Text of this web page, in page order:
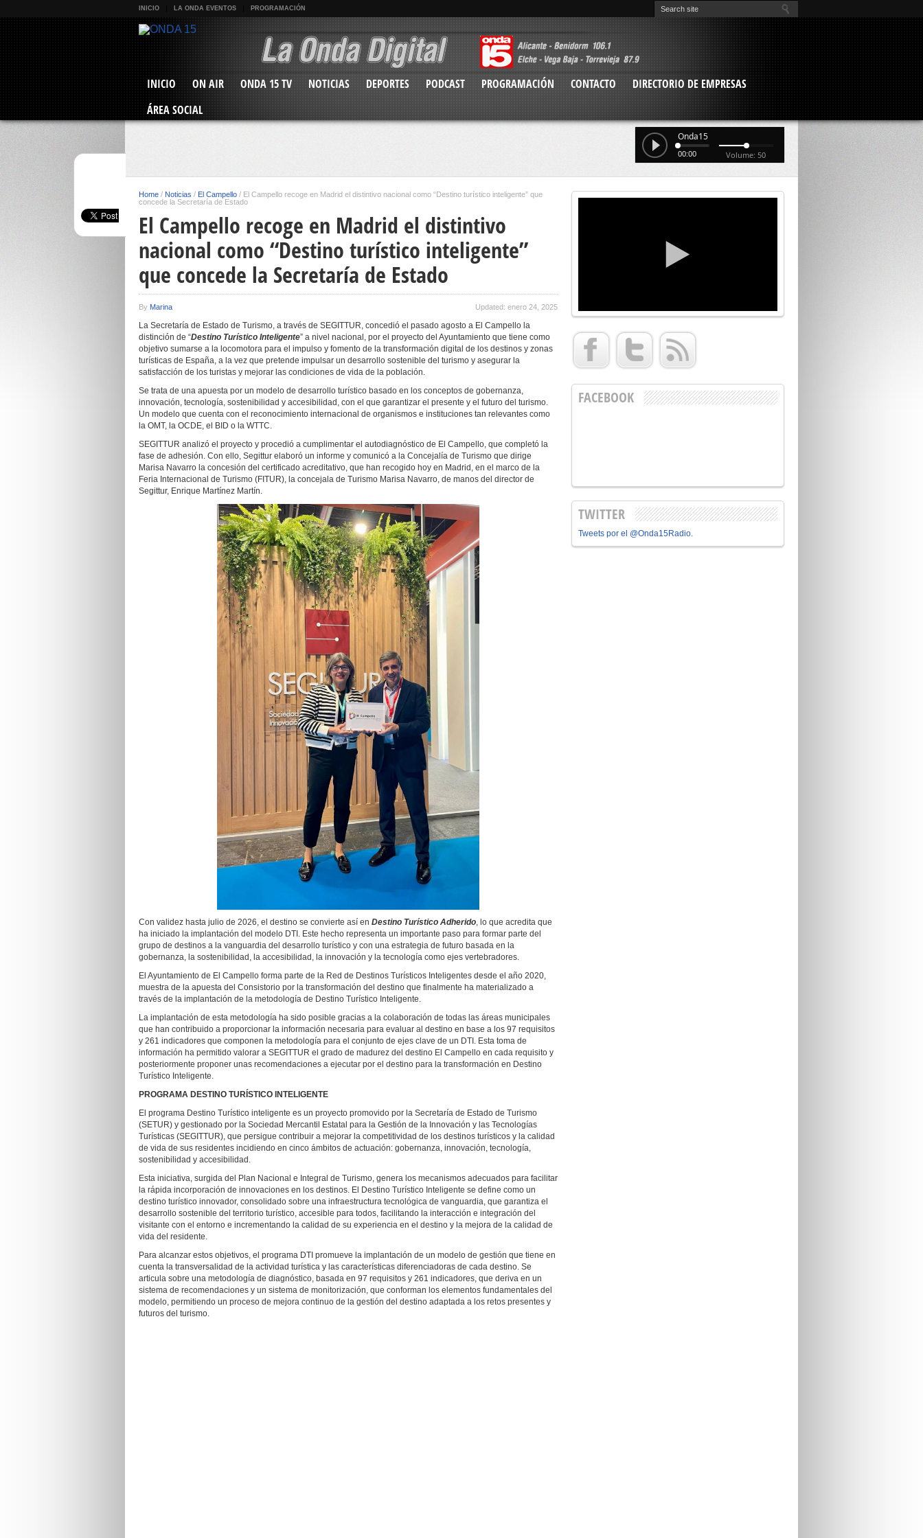
INICIO LA ONDA EVENTOS PROGRAMACIÓN
INICIO ON AIR ONDA 15 TV NOTICIAS DEPORTES PODCAST PROGRAMACIÓN CONTACTO
DIRECTORIO DE EMPRESAS
ÁREA SOCIAL
Onda15
00:00 Volume: 50
Home / Noticias / El Campello / El Campello recoge en Madrid el distintivo nacional como “Destino turístico inteligente” que
concede la Secretaría de Estado
El Campello recoge en Madrid el distintivo
nacional como “Destino turístico inteligente”
que concede la Secretaría de Estado
By Marina Updated: enero 24, 2025
La Secretaría de Estado de Turismo, a través de SEGITTUR, concedió el pasado agosto a El Campello la
distinción de “Destino Turístico Inteligente” a nivel nacional, por el proyecto del Ayuntamiento que tiene como
objetivo sumarse a la locomotora para el impulso y fomento de la transformación digital de los destinos y zonas
turísticas de España, a la vez que pretende impulsar un desarrollo sostenible del turismo y asegurar la
satisfacción de los turistas y mejorar las condiciones de vida de la población.
Se trata de una apuesta por un modelo de desarrollo turístico basado en los conceptos de gobernanza,
innovación, tecnología, sostenibilidad y accesibilidad, con el que garantizar el presente y el futuro del turismo.
Un modelo que cuenta con el reconocimiento internacional de organismos e instituciones tan relevantes como
la OMT, la OCDE, el BID o la WTTC.
SEGITTUR analizó el proyecto y procedió a cumplimentar el autodiagnóstico de El Campello, que completó la
fase de adhesión. Con ello, Segittur elaboró un informe y comunicó a la Concejalía de Turismo que dirige
Marisa Navarro la concesión del certificado acreditativo, que han recogido hoy en Madrid, en el marco de la
Feria Internacional de Turismo (FITUR), la concejala de Turismo Marisa Navarro, de manos del director de
Segittur, Enrique Martínez Martín.
Con validez hasta julio de 2026, el destino se convierte así en Destino Turístico Adherido, lo que acredita que
ha iniciado la implantación del modelo DTI. Este hecho representa un importante paso para formar parte del
grupo de destinos a la vanguardia del desarrollo turístico y con una estrategia de futuro basada en la
gobernanza, la sostenibilidad, la accesibilidad, la innovación y la tecnología como ejes vertebradores.
El Ayuntamiento de El Campello forma parte de la Red de Destinos Turísticos Inteligentes desde el año 2020,
muestra de la apuesta del Consistorio por la transformación del destino que finalmente ha materializado a
través de la implantación de la metodología de Destino Turístico Inteligente.
La implantación de esta metodología ha sido posible gracias a la colaboración de todas las áreas municipales
que han contribuido a proporcionar la información necesaria para evaluar al destino en base a los 97 requisitos
y 261 indicadores que componen la metodología para el conjunto de ejes clave de un DTI. Esta toma de
información ha permitido valorar a SEGITTUR el grado de madurez del destino El Campello en cada requisito y
posteriormente proponer unas recomendaciones a ejecutar por el destino para la transformación en Destino
Turístico Inteligente.
PROGRAMA DESTINO TURÍSTICO INTELIGENTE
El programa Destino Turístico inteligente es un proyecto promovido por la Secretaría de Estado de Turismo
(SETUR) y gestionado por la Sociedad Mercantil Estatal para la Gestión de la Innovación y las Tecnologías
Turísticas (SEGITTUR), que persigue contribuir a mejorar la competitividad de los destinos turísticos y la calidad
de vida de sus residentes incidiendo en cinco ámbitos de actuación: gobernanza, innovación, tecnología,
sostenibilidad y accesibilidad.
Esta iniciativa, surgida del Plan Nacional e Integral de Turismo, genera los mecanismos adecuados para facilitar
la rápida incorporación de innovaciones en los destinos. El Destino Turístico Inteligente se define como un
destino turístico innovador, consolidado sobre una infraestructura tecnológica de vanguardia, que garantiza el
desarrollo sostenible del territorio turístico, accesible para todos, facilitando la interacción e integración del
visitante con el entorno e incrementando la calidad de su experiencia en el destino y la mejora de la calidad de
vida del residente.
Para alcanzar estos objetivos, el programa DTI promueve la implantación de un modelo de gestión que tiene en
cuenta la transversalidad de la actividad turística y las características diferenciadoras de cada destino. Se
articula sobre una metodología de diagnóstico, basada en 97 requisitos y 261 indicadores, que deriva en un
sistema de recomendaciones y un sistema de monitorización, que conforman los elementos fundamentales del
modelo, permitiendo un proceso de mejora continuo de la gestión del destino adaptada a los retos presentes y
futuros del turismo.
FACEBOOK
TWITTER
Tweets por el @Onda15Radio.